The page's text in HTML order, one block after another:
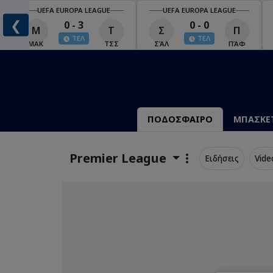
❮
UEFA EUROPA LEAGUE
Μ
ΜΑΚ
0 - 3
ΤΕΛ
Τ
ΤΣΣ
UEFA EUROPA LEAGUE
Σ
ΣΆΛ
0 - 0
ΤΕΛ
Π
ΠΆΦ
ΠΟΔΟΣΦΑΙΡΟ
Premier League Ειδήσεις